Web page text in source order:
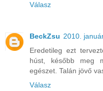
Válasz
BeckZsu 2010.
Eredetileg ezt
húst, később meg
egészet. Talán jövő
Válasz